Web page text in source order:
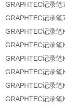
GRAPHTEC记录
GRAPHTEC记录
GRAPHTEC记录
GRAPHTEC记录
GRAPHTEC记录
GRAPHTEC记录
GRAPHTEC记录
GRAPHTEC记录